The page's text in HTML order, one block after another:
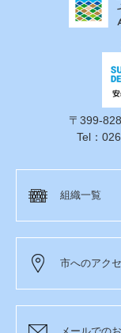
〒399-
Tel：
組織一覧
市へのアク